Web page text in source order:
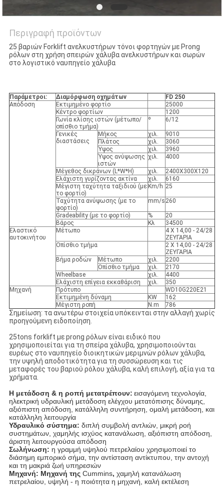
Περιγραφή προϊόντων
25 βαριών Forklift ανελκυστήρων τόνοι φορτηγών με Prong
ρόλων στη χρήση σπειρών χάλυβα ανελκυστήρων και σωρών
στο λογιστικό ναυπηγείο χάλυβα
Παράμετροι: Διαμόρφωση οχημάτων
FD 250
Απόδοση
Εκτιμημένο φορτίο
25000
Κέντρο φορτίων
1200
Γωνία κλίσης ιστών (μέτωπο/
οπίσθιο τμήμα)
º 6/12
Γενικές
διαστάσεις
Μήκος χιλ.
9010
Πλάτος
χιλ.
3060
Ύψος
χιλ.
3960
Ύψος ανύψωσης
ιστών
χιλ. 4000
Μέγεθος δικράνων (L*W*H) χιλ.
2400X300X120
Ελάχιστη γυρίζοντας ακτίνα
χιλ.
6160
Μέγιστη ταχύτητα ταξιδιού (με
το φορτίο)
Km/h 25
Ταχύτητα ανύψωσης (με το
φορτίο)
mm/s 260
Gradeability (με το φορτίο) %
20
Βάρος
Κλ
34500
Ελαστικό
αυτοκινήτου
Μέτωπο
4 X 14,00 - 24/28
ΖΕΥΓΑΡΙΑ
Οπίσθιο τμήμα
2 X 14,00 - 24/28
ΖΕΥΓΑΡΙΑ
Βήμα ροδών
Μέτωπο χιλ.
2200
Οπίσθιο τμήμα
χιλ.
2170
Wheelbase
χιλ.
4400
Ελάχιστη επίγεια εκκαθάριση
χιλ.
350
Μηχανή
Πρότυπο
WD10G220E21
Εκτιμημένη δύναμη
KW
162
Μέγιστη ροπή
N.m 786
Σημείωση: τα ανωτέρω στοιχεία υπόκεινται στην αλλαγή χωρίς
προηγούμενη ειδοποίηση.
25tons forklift με prong ρόλων είναι ειδικό που
χρησιμοποιείται για τη σπείρα χάλυβα, χρησιμοποιούνται
ευρέως στο ναυπηγείο διοικητικών μεριμνών ρόλων χάλυβα,
την υψηλή αποδοτικότητα για τη συσσώρευση και τις
μεταφορές του βαριού ρόλου χάλυβα, καλή επιλογή, αξία για τα
χρήματα.
Η μετάδοση & η ροπή μετατρέπουν: εισαγόμενη τεχνολογία,
ηλεκτρική υδραυλική μετάδοση ελέγχου μετατόπισης δύναμης,
αξιόπιστη απόδοση, κατάλληλη συντήρηση, ομαλή μετάδοση, και
κατάλληλη λειτουργία
Υδραυλικό σύστημα: διπλή συμβολή αντλιών, μικρή ροή
συστημάτων, χαμηλής ισχύος κατανάλωση, αξιόπιστη απόδοση,
άριστη λειτουργούσα απόδοση
Σωλήνωση: η γραμμή υψηλού πετρελαίου χρησιμοποιεί το
διάσημη εμπορικό σήμα, την αντίσταση αντίκτυπου, την αντοχή
και τη μακριά ζωή υπηρεσιών
Μηχανή: Μηχανή της Cummins, χαμηλή κατανάλωση
πετρελαίου, υψηλή - η ποιότητα η μηχανή, καλή εκτέλεση